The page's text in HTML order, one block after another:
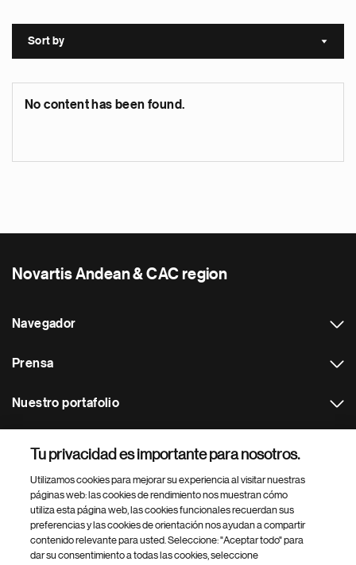
Sort by Sort
No content has been found.
Novartis Andean & CAC region
Navegador
Prensa
Nuestro portafolio
Footer Site Search
Tu privacidad es importante para nosotros.
Utilizamos cookies para mejorar su experiencia al visitar nuestras
páginas web: las cookies de rendimiento nos muestran cómo
utiliza esta página web, las cookies funcionales recuerdan sus
preferencias y las cookies de orientación nos ayudan a compartir
contenido relevante para usted. Seleccione: "Aceptar todo" para
dar su consentimiento a todas las cookies, seleccione